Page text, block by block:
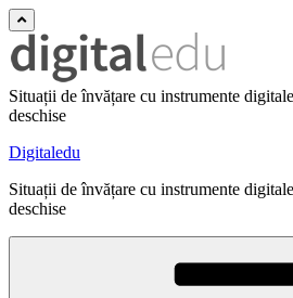
Situații de învățare cu instrumente
deschise
Digitaledu
Situații de învățare cu instrumente
deschise